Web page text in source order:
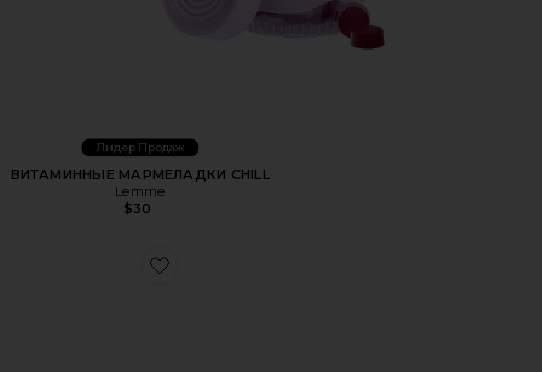
Лидер Продаж
ВИТАМИННЫЕ МАРМЕЛАДКИ CHILL
Lemme
$30
Favorite КРОССОВКИ XT-WHISPER